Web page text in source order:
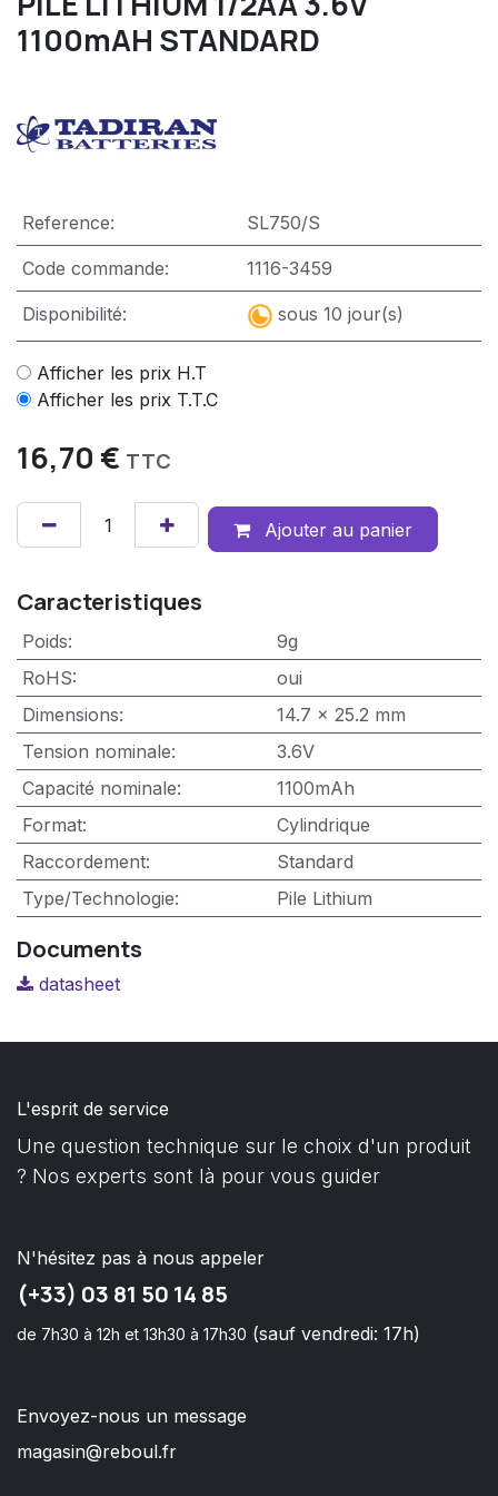
1100mAH STANDARD
Reference: SL750/S
Code commande: 1116-3459
Disponibilité: sous 10 jour(s)
Afficher les prix H.T
Afficher les prix T.T.C
16,70 € TTC
Ajouter au panier
Caracteristiques
Poids:
9g
RoHS:
oui
Dimensions:
14.7 x 25.2 mm
Tension nominale:
3.6V
Capacité nominale:
1100mAh
Format:
Cylindrique
Raccordement:
Standard
Type/Technologie: Pile Lithium
Documents
datasheet
L'esprit de service
Une question technique sur le choix d'un produit
? Nos experts sont là pour vous guider
N'hésitez pas à nous appeler
(+33) 03 81 50 14 85
de 7h30 à 12h et 13h30 à 17h30 (sauf vendredi: 17h)
Envoyez-nous un message
magasin@reboul.fr